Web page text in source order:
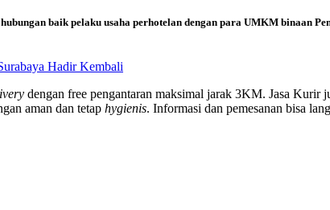
baik pelaku usaha perhotelan dengan para UMKM binaan
Hadir Kembali
dengan free pengantaran maksimal jarak 3KM. Jasa Kurir
aman dan tetap hygienis. Informasi dan pemesanan bisa